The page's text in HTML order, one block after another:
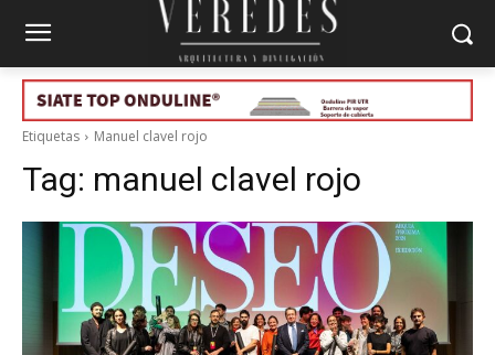
Etiquetas Manuel clavel rojo
Tag: manuel clavel rojo